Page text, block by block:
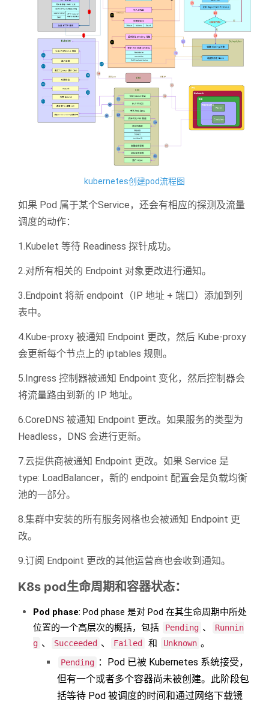
kubernetes创建pod流程图
如果 Pod 属于某个Service，还会有相应的探测及流量
调度的动作：
1.Kubelet 等待 Readiness 探针成功。
2.对所有相关的 Endpoint 对象更改进行通知。
3.Endpoint 将新 endpoint（IP 地址 + 端口）添加到列
表中。
4.Kube-proxy 被通知 Endpoint 更改，然后 Kube-proxy
会更新每个节点上的 iptables 规则。
5.Ingress 控制器被通知 Endpoint 变化，然后控制器会
将流量路由到新的 IP 地址。
6.CoreDNS 被通知 Endpoint 更改。如果服务的类型为
Headless，DNS 会进行更新。
7.云提供商被通知 Endpoint 更改。如果 Service 是
type: LoadBalancer，新的 endpoint 配置会是负载均衡
池的一部分。
8.集群中安装的所有服务网格也会被通知 Endpoint 更
改。
9.订阅 Endpoint 更改的其他运营商也会收到通知。
K8s pod生命周期和容器状态：
Pod phase: Pod phase 是对 Pod 在其生命周期中所处
位置的一个高层次的概括，包括
Pending 、
Runnin
g 、 Succeeded 、 Failed 和 Unknown 。
Pending ：Pod 已被 Kubernetes 系统接受，
但有一个或者多个容器尚未被创建。此阶段包
括等待 Pod 被调度的时间和通过网络下载镜